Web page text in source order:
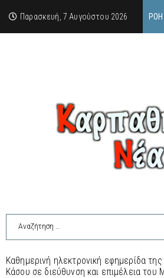
Παρασκευή, 7 Αυγούστου 2026
Καθημερινή ηλεκτρονική εφημερίδα
Κάσου σε διεύθυνση και επιμέλεια